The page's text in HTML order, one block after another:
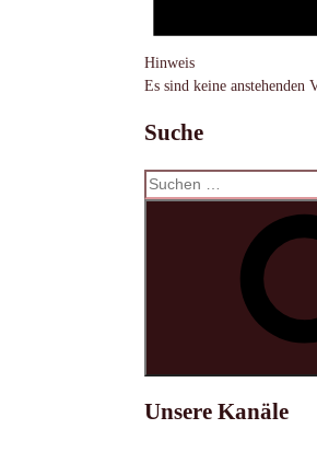
Hinweis
Es sind keine anstehenden
Suche
Suchen
nach:
Unsere Kanäle